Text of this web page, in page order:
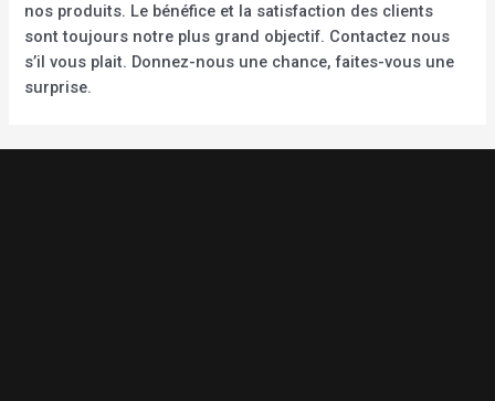
nos produits. Le bénéfice et la satisfaction des clients
sont toujours notre plus grand objectif. Contactez nous
s’il vous plait. Donnez-nous une chance, faites-vous une
surprise.